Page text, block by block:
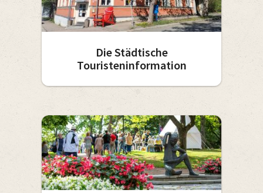
Die Städtische
Touristeninformation